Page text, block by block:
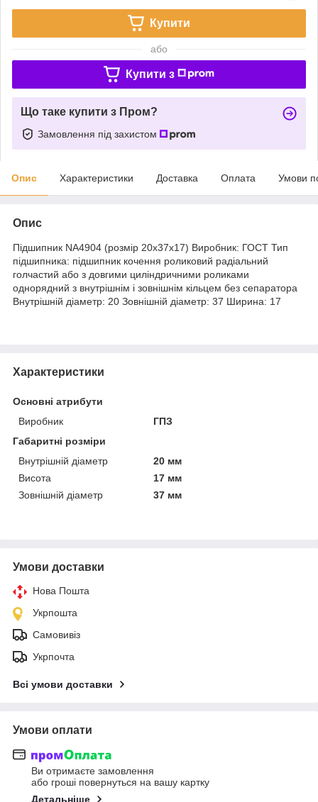
Купити
або
Купити з
Що таке купити з Пром?
Замовлення під захистом
Опис Характеристики Доставка Оплата Умови
Опис
Підшипник NA4904 (розмір 20x37x17) Виробник: ГОСТ Тип
підшипника: підшипник кочення роликовий радіальний
голчастий або з довгими циліндричними роликами
однорядний з внутрішнім і зовнішнім кільцем без сепаратора
Внутрішній діаметр: 20 Зовнішній діаметр: 37 Ширина: 17
Характеристики
Основні атрибути
Виробник
ГПЗ
Габаритні розміри
Внутрішній діаметр
20 мм
Висота
17 мм
Зовнішній діаметр
37 мм
Умови доставки
Нова Пошта
Укрпошта
Самовивіз
Укрпочта
Всі умови доставки
Умови оплати
Ви отримаєте замовлення
або гроші повернуться на вашу картку
Детальніше